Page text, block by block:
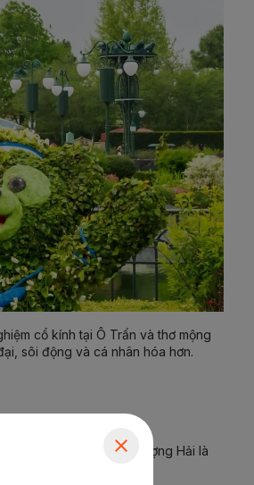
cổ kính tại Ô Trấn và thơ mộng
sôi động và cá nhân hóa hơn.
lịch trình City Tour Thượng Hải là